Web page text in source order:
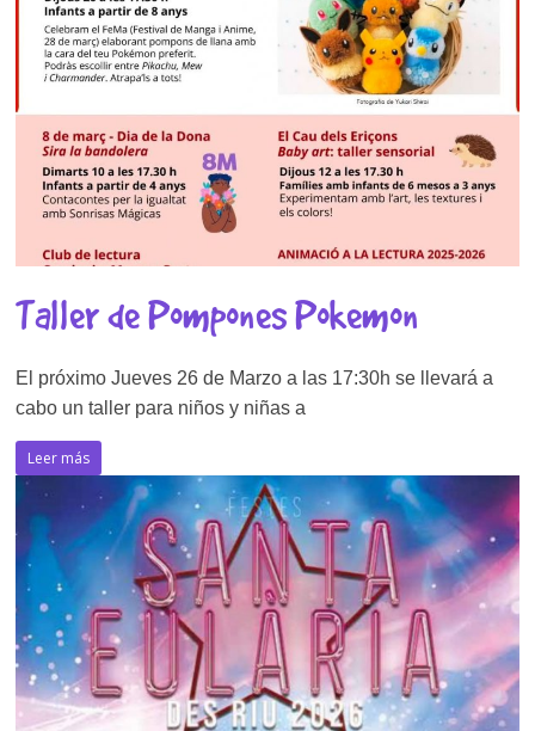
Taller de Pompones Pokemon
El próximo Jueves 26 de Marzo a las 17:30h se llevará a
cabo un taller para niños y niñas a
Leer más